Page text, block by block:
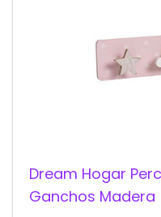
Dream Hogar
Ganchos Madera